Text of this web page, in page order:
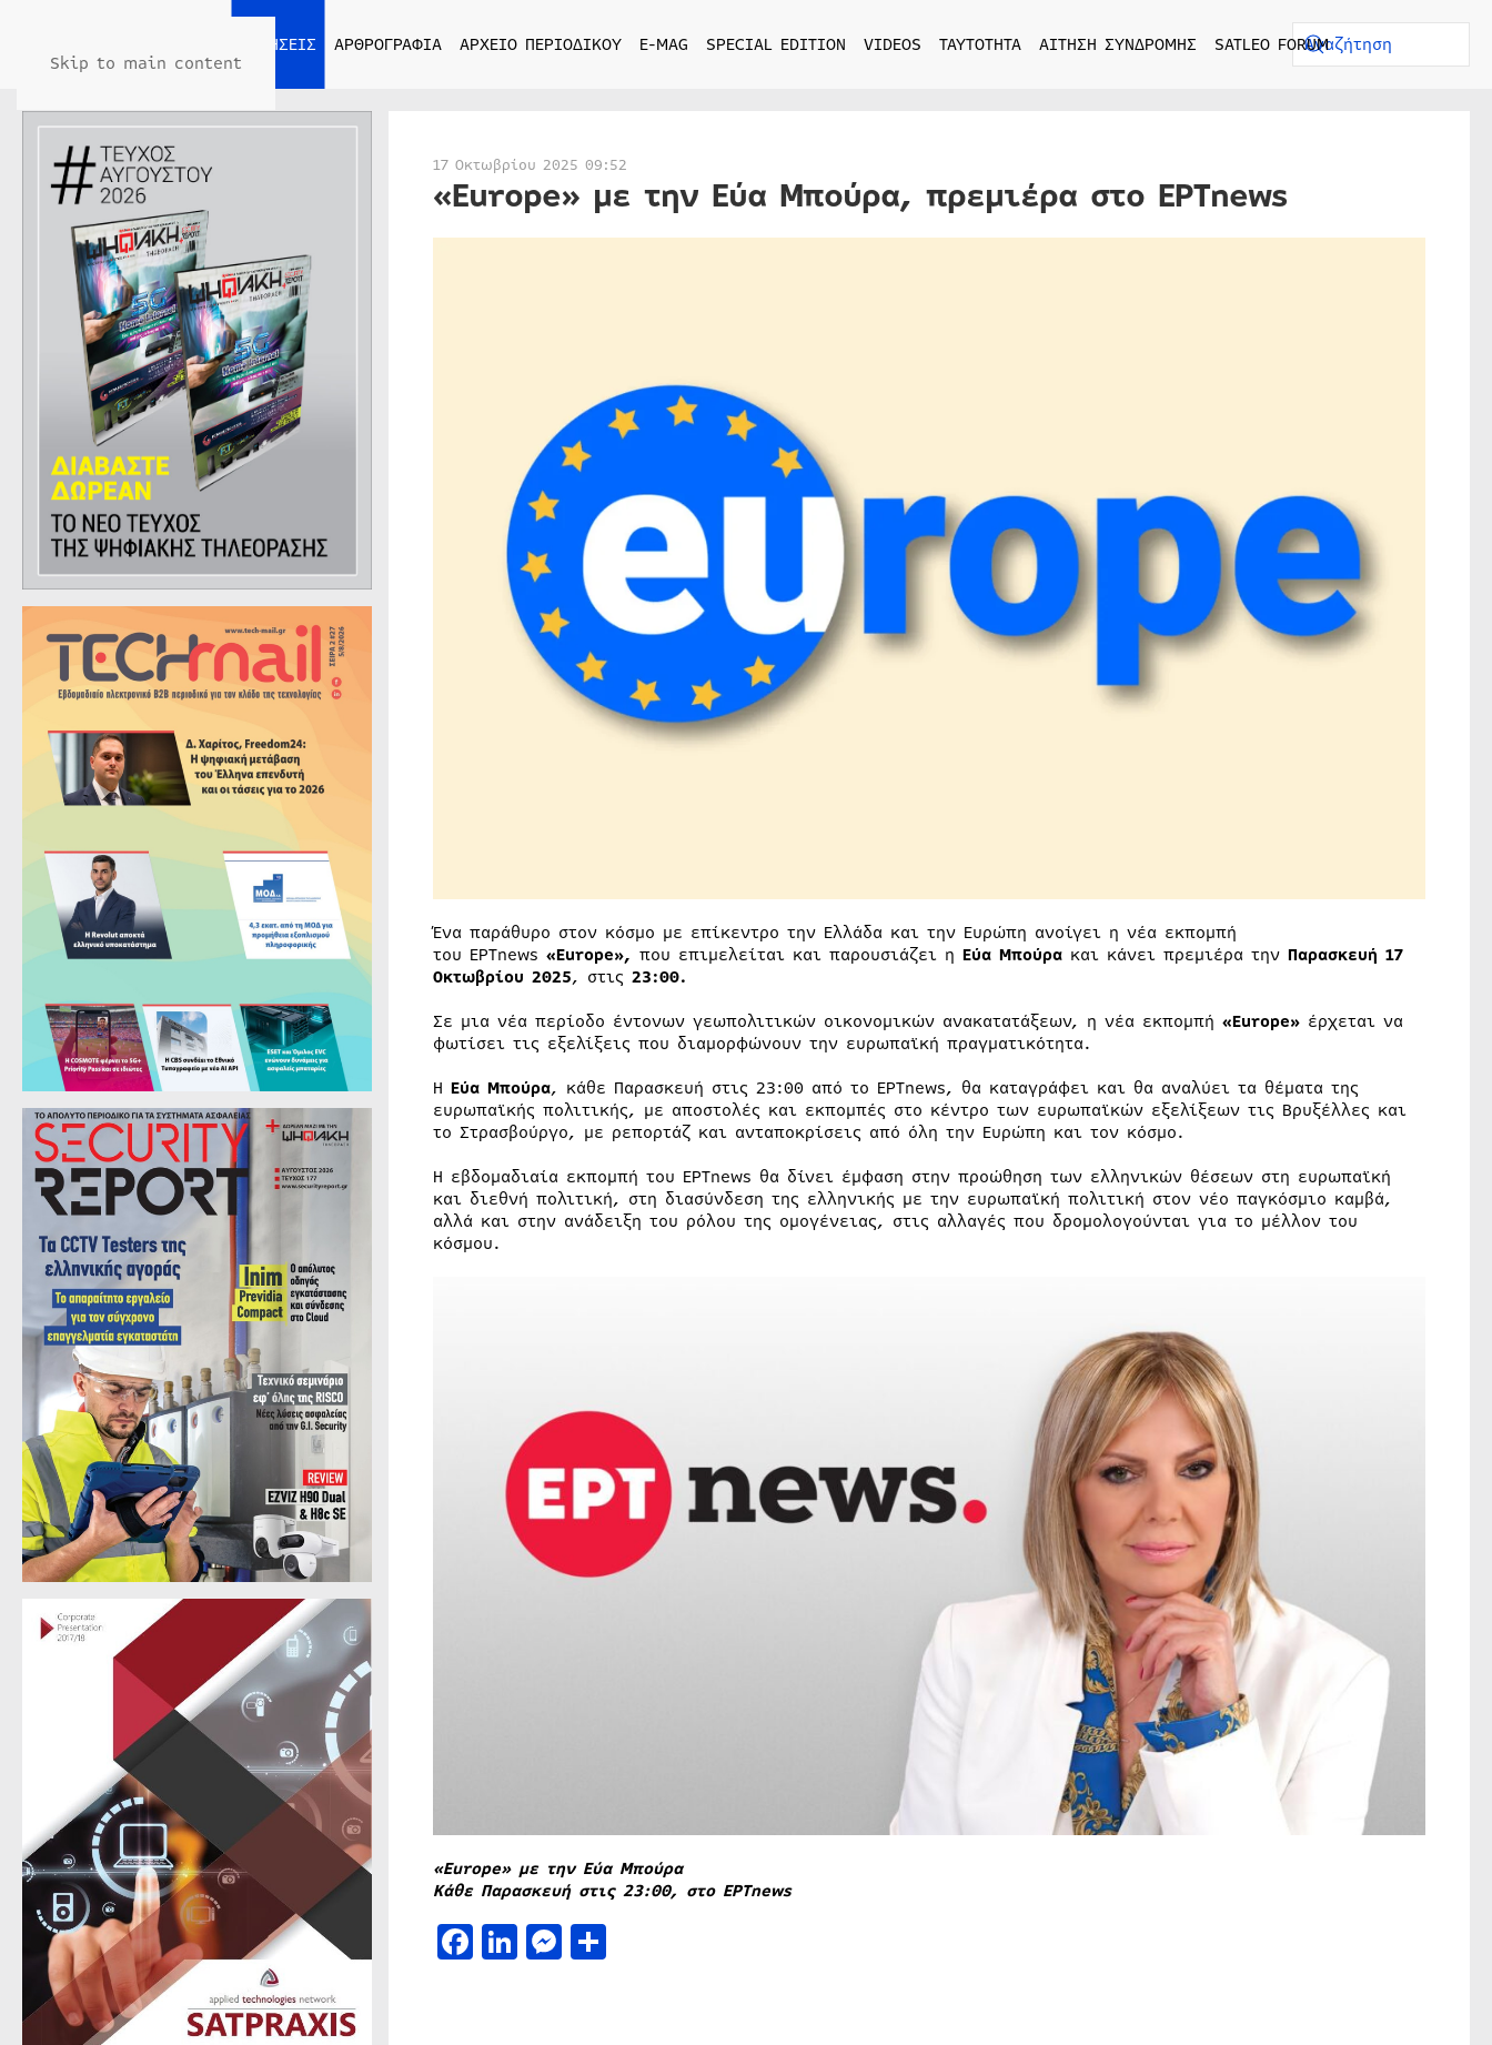
Skip to main content
ΕΙΔΗΣΕΙΣ ΑΡΘΡΟΓΡΑΦΙΑ ΑΡΧΕΙΟ ΠΕΡΙΟΔΙΚΟΥ E-MAG SPECIAL EDITION VIDEOS ΤΑΥΤΟΤΗΤΑ ΑΙΤΗΣΗ ΣΥΝΔΡΟΜΗΣ SATLEO FORUM
17 Οκτωβρίου 2025 09:52
«Εurope» με την Εύα Μπούρα, πρεμιέρα στο ΕΡΤnews
Ένα παράθυρο στον κόσμο με επίκεντρο την Ελλάδα και την Ευρώπη ανοίγει η νέα εκπομπή
του ΕΡΤnews «Εurope», που επιμελείται και παρουσιάζει η Εύα Μπούρακαι κάνει πρεμιέρα την Παρασκευή 17
Οκτωβρίου 2025, στις 23:00.
Σε μια νέα περίοδο έντονων γεωπολιτικών οικονομικών ανακατατάξεων, η νέα εκπομπή «Εurope»έρχεται να
φωτίσει τις εξελίξεις που διαμορφώνουν την ευρωπαϊκή πραγματικότητα.
Η Εύα Μπούρα, κάθε Παρασκευή στις 23:00 από το ΕΡΤnews, θα καταγράφει και θα αναλύει τα θέματα της
ευρωπαϊκής πολιτικής, με αποστολές και εκπομπές στο κέντρο των ευρωπαϊκών εξελίξεων τις Βρυξέλλες και
το Στρασβούργο, με ρεπορτάζ και ανταποκρίσεις από όλη την Ευρώπη και τον κόσμο.
Η εβδομαδιαία εκπομπή του ΕΡΤnews θα δίνει έμφαση στην προώθηση των ελληνικών θέσεων στη ευρωπαϊκή
και διεθνή πολιτική, στη διασύνδεση της ελληνικής με την ευρωπαϊκή πολιτική στον νέο παγκόσμιο καμβά,
αλλά και στην ανάδειξη του ρόλου της ομογένειας, στις αλλαγές που δρομολογούνται για το μέλλον του
κόσμου.
«Europe» με την Εύα Μπούρα
Κάθε Παρασκευή στις 23:00, στο ΕΡΤnews
Facebook
LinkedIn
Messenger
Μοιραστείτε